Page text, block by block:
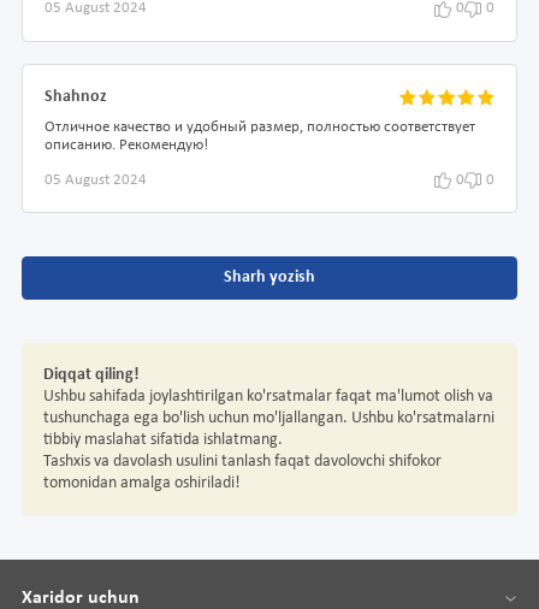
05 August 2024 0 0
Shahnoz
Отличное качество и удобный размер, полностью соответствует
описанию. Рекомендую!
05 August 2024 0 0
Sharh yozish
Diqqat qiling!
Ushbu sahifada joylashtirilgan ko'rsatmalar faqat ma'lumot olish va
tushunchaga ega bo'lish uchun mo'ljallangan. Ushbu ko'rsatmalarni
tibbiy maslahat sifatida ishlatmang.
Tashxis va davolash usulini tanlash faqat davolovchi shifokor
tomonidan amalga oshiriladi!
Xaridor uchun